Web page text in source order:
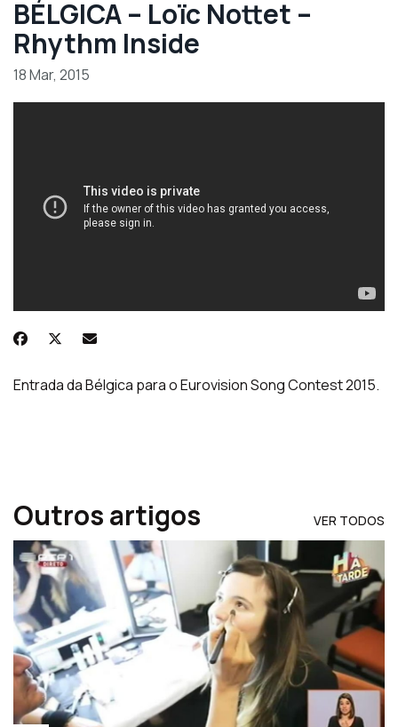
BÉLGICA – Loïc Nottet –
Rhythm Inside
18 Mar, 2015
Entrada da Bélgica para o Eurovision Song Contest 2015.
Outros artigos VER TODOS